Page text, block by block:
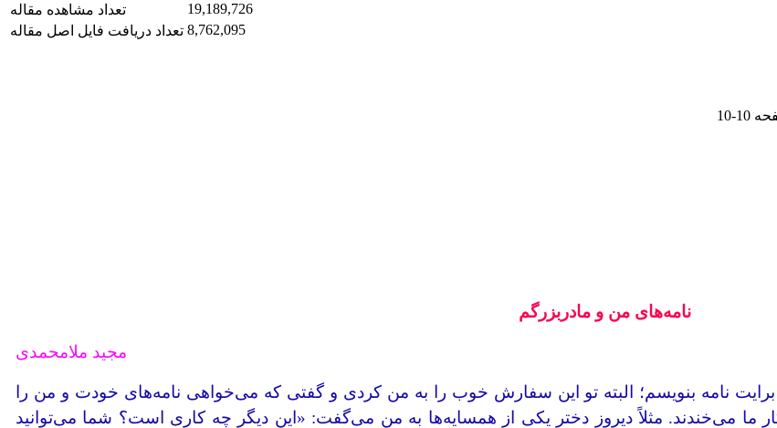
تعداد مشاهده مقاله
19,189,726
تعداد دریافت فایل اصل مقاله 8,762,095
10-10
نامه‌های من و مادربزرگم
مجید ملامحمدی
نامه بنویسم؛ البته تو این سفارش خوب را به من کردی و گفتی که می‌خواهی نامه‌های خودت و من را
ما می‌خندند. مثلاً دیروز دختر یکی از همسایه‌ها به من می‌گفت: «این دیگر چه کاری است؟ شما می‌توانید